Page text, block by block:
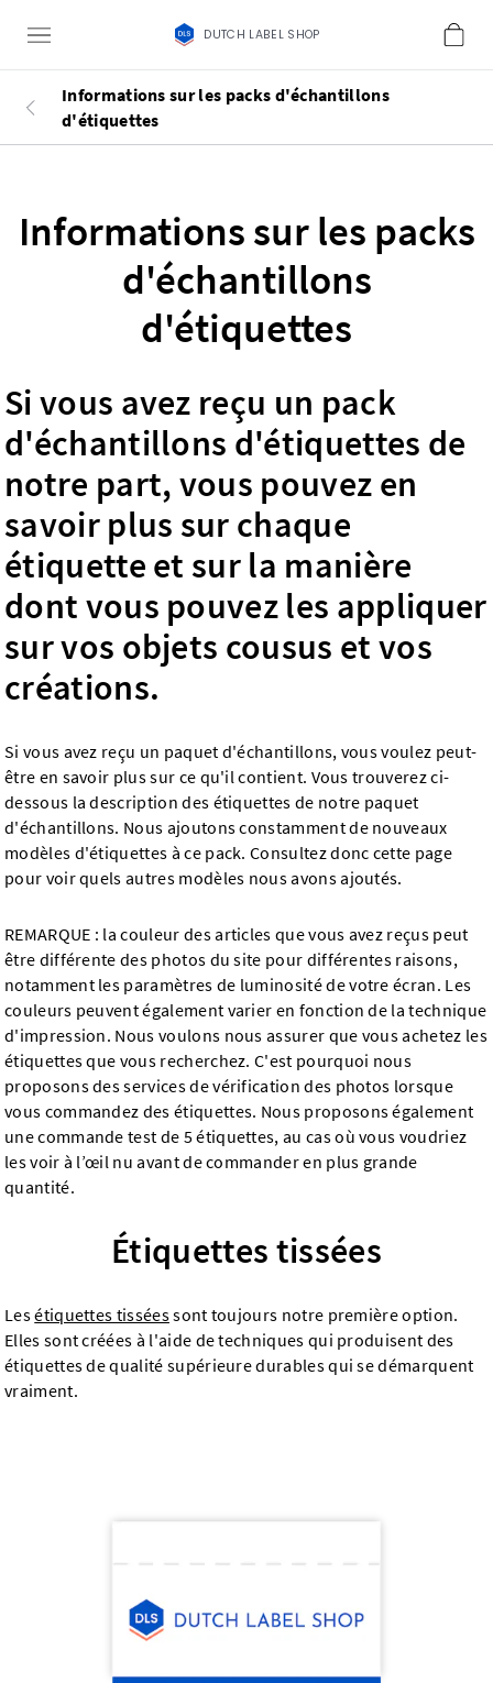
DUTCH LABEL SHOP
Informations sur les packs d'échantillons
d'étiquettes
Informations sur les packs
d'échantillons
d'étiquettes
Si vous avez reçu un pack
d'échantillons d'étiquettes de
notre part, vous pouvez en
savoir plus sur chaque
étiquette et sur la manière
dont vous pouvez les appliquer
sur vos objets cousus et vos
créations.
Si vous avez reçu un paquet d'échantillons, vous voulez peut-
être en savoir plus sur ce qu'il contient. Vous trouverez ci-
dessous la description des étiquettes de notre paquet
d'échantillons. Nous ajoutons constamment de nouveaux
modèles d'étiquettes à ce pack. Consultez donc cette page
pour voir quels autres modèles nous avons ajoutés.
REMARQUE : la couleur des articles que vous avez reçus peut
être différente des photos du site pour différentes raisons,
notamment les paramètres de luminosité de votre écran. Les
couleurs peuvent également varier en fonction de la technique
d'impression. Nous voulons nous assurer que vous achetez les
étiquettes que vous recherchez. C'est pourquoi nous
proposons des services de vérification des photos lorsque
vous commandez des étiquettes. Nous proposons également
une commande test de 5 étiquettes, au cas où vous voudriez
les voir à l’œil nu avant de commander en plus grande
quantité.
Étiquettes tissées
Lesétiquettes tisséessont toujours notre première option.
Elles sont créées à l'aide de techniques qui produisent des
étiquettes de qualité supérieure durables qui se démarquent
vraiment.